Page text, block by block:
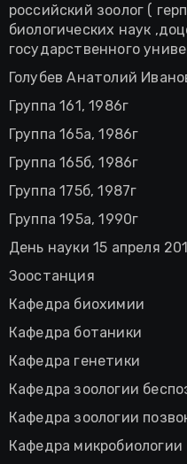
российский зоолог (
биологических наук
государственного
Голубев Анатолий
Группа 161, 1986г
Группа 165а, 1986г
Группа 165б, 1986г
Группа 175б, 1987г
Группа 195а, 1990г
День науки 15 апреля
Зоостанция
Кафедра биохимии
Кафедра ботаники
Кафедра генетики
Кафедра зоологии
Кафедра зоологии
Кафедра микробиологии